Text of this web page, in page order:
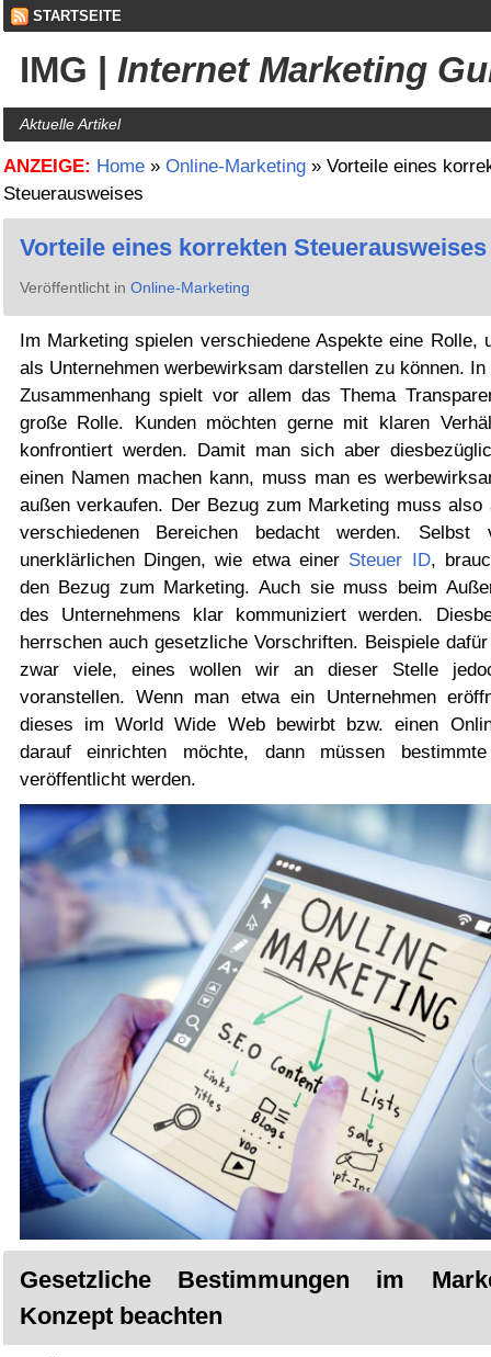
STARTSEITE
IMG | Internet Marketing
Aktuelle Artikel
ANZEIGE: Home» Online-Marketing» Vorteile eines
Steuerausweises
Vorteile eines korrekten Steuerausweises
Veröffentlicht in Online-Marketing
Im Marketing spielen verschiedene Aspekte eine Rolle,
als Unternehmen werbewirksam darstellen zu können. In
Zusammenhang spielt vor allem das Thema
große Rolle. Kunden möchten gerne mit klaren
konfrontiert werden. Damit man sich aber
einen Namen machen kann, muss man es
außen verkaufen. Der Bezug zum Marketing muss also
verschiedenen Bereichen bedacht werden.
unerklärlichen Dingen, wie etwa einer Steuer ID,
den Bezug zum Marketing. Auch sie muss beim
des Unternehmens klar kommuniziert werden.
herrschen auch gesetzliche Vorschriften. Beispiele
zwar viele, eines wollen wir an dieser Stelle
voranstellen. Wenn man etwa ein Unternehmen
dieses im World Wide Web bewirbt bzw. einen
darauf einrichten möchte, dann müssen
veröffentlicht werden.
Gesetzliche Bestimmungen im
Konzept beachten